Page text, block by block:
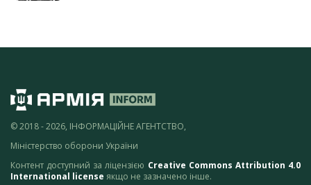
© 2018 - 2026, ІНФОРМАЦІЙНЕ АГЕНТСТВО,
Міністерство оборони України
Контент доступний за ліцензією Creative Commons Attribution 4.0
International license якщо не зазначено інше.